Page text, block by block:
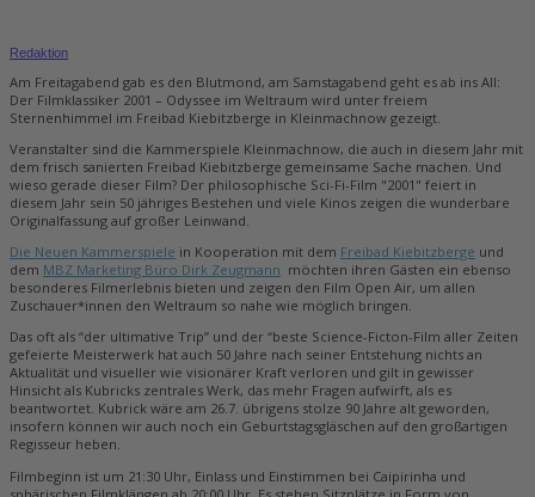
Redaktion
Am Freitagabend gab es den Blutmond, am Samstagabend geht es ab ins All:
Der Filmklassiker 2001 – Odyssee im Weltraum wird unter freiem
Sternenhimmel im Freibad Kiebitzberge in Kleinmachnow gezeigt.
Veranstalter sind die Kammerspiele Kleinmachnow, die auch in diesem Jahr mit
dem frisch sanierten Freibad Kiebitzberge gemeinsame Sache machen. Und
wieso gerade dieser Film? Der philosophische Sci-Fi-Film "2001" feiert in
diesem Jahr sein 50 jähriges Bestehen und viele Kinos zeigen die wunderbare
Originalfassung auf großer Leinwand.
Die Neuen Kammerspiele in Kooperation mit dem Freibad Kiebitzberge und
dem MBZ Marketing Büro Dirk Zeugmann möchten ihren Gästen ein ebenso
besonderes Filmerlebnis bieten und zeigen den Film Open Air, um allen
Zuschauer*innen den Weltraum so nahe wie möglich bringen.
Das oft als “der ultimative Trip” und der “beste Science-Ficton-Film aller Zeiten
gefeierte Meisterwerk hat auch 50 Jahre nach seiner Entstehung nichts an
Aktualität und visueller wie visionärer Kraft verloren und gilt in gewisser
Hinsicht als Kubricks zentrales Werk, das mehr Fragen aufwirft, als es
beantwortet. Kubrick wäre am 26.7. übrigens stolze 90 Jahre alt geworden,
insofern können wir auch noch ein Geburtstagsgläschen auf den großartigen
Regisseur heben.
Filmbeginn ist um 21:30 Uhr, Einlass und Einstimmen bei Caipirinha und